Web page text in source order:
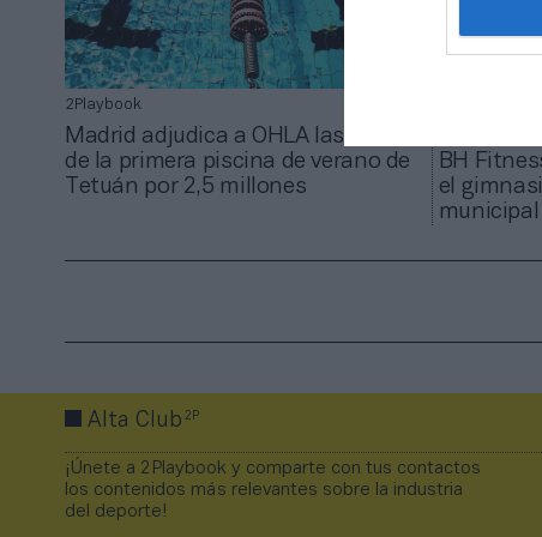
2Playbook
Madrid adjudica a OHLA las obras
de la primera piscina de verano de
Tetuán por 2,5 millones
BH
el
municipal
Alta Club2P
¡Únete a 2Playbook y comparte con tus contactos
los contenidos más relevantes sobre la industria
del deporte!